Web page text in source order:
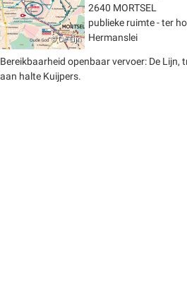
2640 MORTSEL
publieke ruimte - ter
Hermanslei
Bereikbaarheid openbaar vervoer: De Lijn,
aan halte Kuijpers.